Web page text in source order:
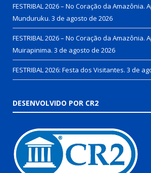
FESTRIBAL 2026 – No Coração da Amazônia.
Munduruku. 3 de agosto de 2026
FESTRIBAL 2026 – No Coração da Amazônia.
Muirapinima. 3 de agosto de 2026
FESTRIBAL 2026: Festa dos Visitantes. 3 de
DESENVOLVIDO POR CR2